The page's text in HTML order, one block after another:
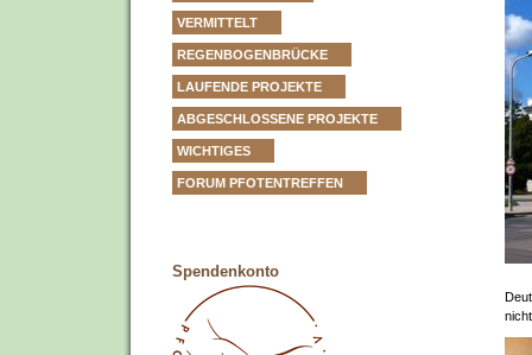
VERMITTELT
REGENBOGENBRÜCKE
LAUFENDE PROJEKTE
ABGESCHLOSSENE PROJEKTE
WICHTIGES
FORUM PFOTENTREFFEN
Spendenkonto